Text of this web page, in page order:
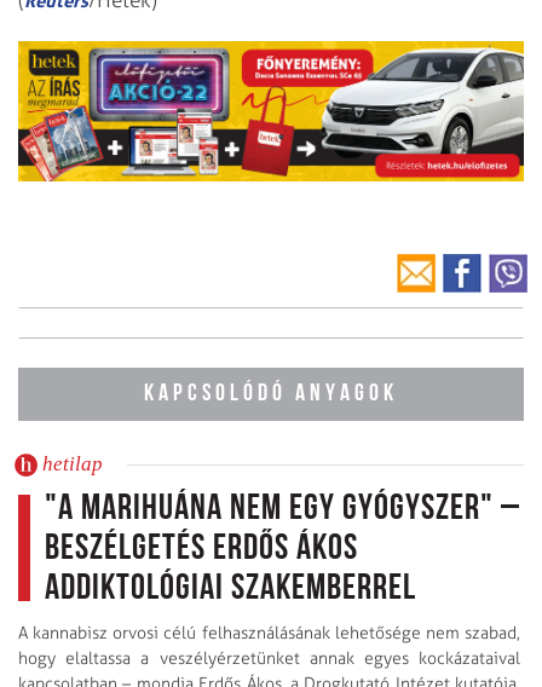
KAPCSOLÓDÓ ANYAGOK
hetilap
"A marihuána nem egy gyógyszer" –
beszélgetés Erdős Ákos
addiktológiai szakemberrel
A kannabisz orvosi célú felhasználásának lehetősége nem szabad,
hogy elaltassa a veszélyérzetünket annak egyes kockázataival